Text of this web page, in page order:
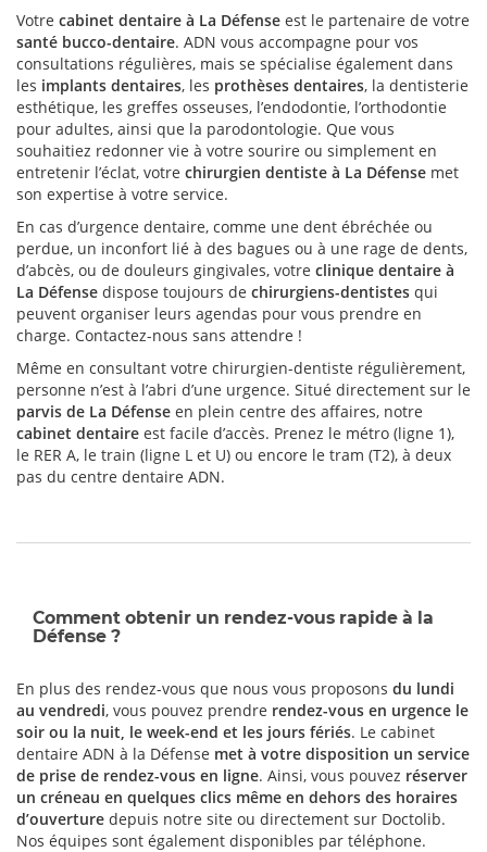
Votre cabinet dentaire à La Défense est le partenaire de votre
santé bucco-dentaire. ADN vous accompagne pour vos
consultations régulières, mais se spécialise également dans
les implants dentaires, les prothèses dentaires, la dentisterie
esthétique, les greffes osseuses, l’endodontie, l’orthodontie
pour adultes, ainsi que la parodontologie. Que vous
souhaitiez redonner vie à votre sourire ou simplement en
entretenir l’éclat, votre chirurgien dentiste à La Défense met
son expertise à votre service.
En cas d’urgence dentaire, comme une dent ébréchée ou
perdue, un inconfort lié à des bagues ou à une rage de dents,
d’abcès, ou de douleurs gingivales, votre clinique dentaire à
La Défense dispose toujours de chirurgiens-dentistes qui
peuvent organiser leurs agendas pour vous prendre en
charge. Contactez-nous sans attendre !
Même en consultant votre chirurgien-dentiste régulièrement,
personne n’est à l’abri d’une urgence. Situé directement sur le
parvis de La Défense en plein centre des affaires, notre
cabinet dentaire est facile d’accès. Prenez le métro (ligne 1),
le RER A, le train (ligne L et U) ou encore le tram (T2), à deux
pas du centre dentaire ADN.
Comment obtenir un rendez-vous rapide à la
Défense ?
En plus des rendez-vous que nous vous proposons du lundi
au vendredi, vous pouvez prendre rendez-vous en urgence le
soir ou la nuit, le week-end et les jours fériés. Le cabinet
dentaire ADN à la Défense met à votre disposition un service
de prise de rendez-vous en ligne. Ainsi, vous pouvez réserver
un créneau en quelques clics même en dehors des horaires
d’ouverture depuis notre site ou directement sur Doctolib.
Nos équipes sont également disponibles par téléphone.